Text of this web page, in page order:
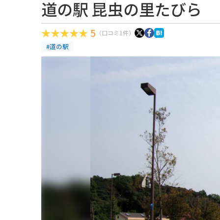
道の駅 昆虫の里たびら
5 （口コミ1件）
#道の駅